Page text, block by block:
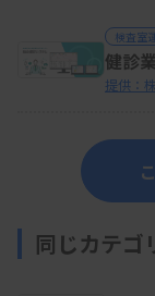
検査室
健診
提供：
同じカテゴ